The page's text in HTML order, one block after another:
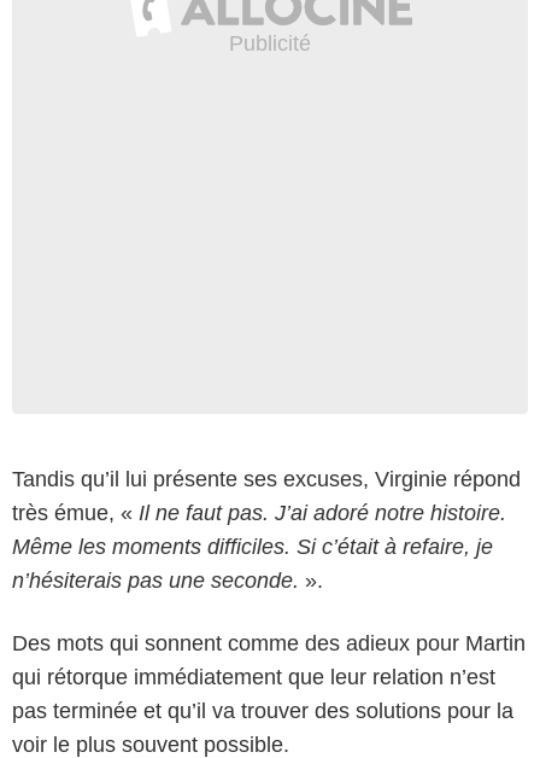
Tandis qu’il lui présente ses excuses, Virginie répond
très émue, « Il ne faut pas. J’ai adoré notre histoire.
Même les moments difficiles. Si c’était à refaire, je
n’hésiterais pas une seconde. ».
Des mots qui sonnent comme des adieux pour Martin
qui rétorque immédiatement que leur relation n’est
pas terminée et qu’il va trouver des solutions pour la
voir le plus souvent possible.